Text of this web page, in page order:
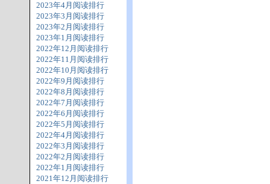
2023年4月阅读排行
2023年3月阅读排行
2023年2月阅读排行
2023年1月阅读排行
2022年12月阅读排行
2022年11月阅读排行
2022年10月阅读排行
2022年9月阅读排行
2022年8月阅读排行
2022年7月阅读排行
2022年6月阅读排行
2022年5月阅读排行
2022年4月阅读排行
2022年3月阅读排行
2022年2月阅读排行
2022年1月阅读排行
2021年12月阅读排行